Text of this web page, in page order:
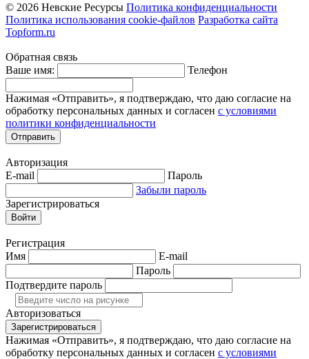
© 2026 Невские Ресурсы Политика конфиденциальности
Политика использования cookie-файлов Разработка сайта
Topform.ru
Обратная связь
Ваше имя:
Телефон
Нажимая «Отправить», я подтверждаю, что даю согласие на
обработку персональных данных и согласен с условиями
политики конфиденциальности
Отправить
Авторизация
E-mail
Пароль
Забыли пароль
Зарегистрироваться
Войти
Регистрация
Имя
E-mail
Пароль
Подтвердите пароль
Авторизоваться
Зарегистрироваться
Нажимая «Отправить», я подтверждаю, что даю согласие на
обработку персональных данных и согласен с условиями